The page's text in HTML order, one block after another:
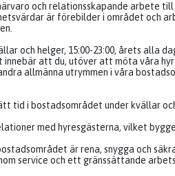
och relationsskapande arbete
är förebilder i området och
och helger, 15:00-23:00, årets alla
att du, utöver att möta våra
allmänna utrymmen i våra
tid i bostadsområdet under kvällar
med hyresgästerna, vilket
är rena, snygga och
service och ett gränssättande